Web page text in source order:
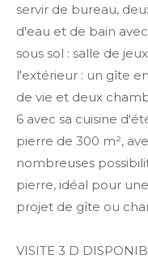
servir de bureau,
d'eau et de bain
sous sol : salle de
l'extérieur : un gîte
de vie et deux
6 avec sa cuisine
pierre de 300 m²,
nombreuses
pierre, idéal pour
projet de gîte ou
VISITE 3 D